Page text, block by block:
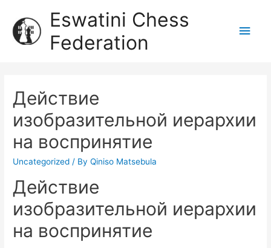
Eswatini Chess
Federation
Действие
изобразительной иерархии
на воспринятие
Uncategorized / ByQiniso Matsebula
Действие
изобразительной иерархии
на воспринятие